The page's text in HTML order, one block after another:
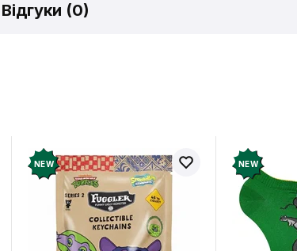
Відгуки (0)
NEW NEW